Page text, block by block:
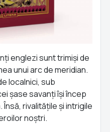
englezi sunt trimiși de
unui arc de meridian.
localnici, sub
șase savanți își încep
rivalitățile și intrigile
noștri.